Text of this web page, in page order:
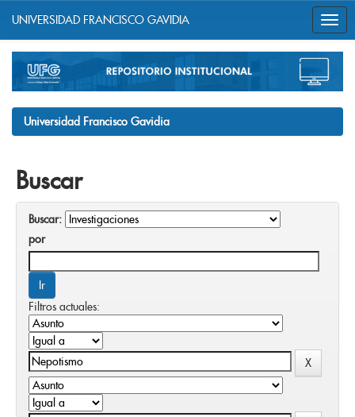
navigation
UNIVERSIDAD FRANCISCO GAVIDIA
Universidad Francisco Gavidia
Buscar
Buscar:
por
Filtros actuales: